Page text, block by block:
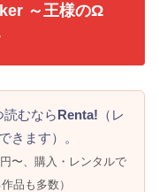
～王様のΩ
読むなら Renta! （レ
きます）。
〜、購入・レンタルで
品も多数）